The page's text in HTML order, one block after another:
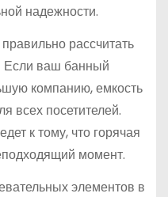
надежности.
рассчитать
Если ваш банный
компанию, емкость
всех посетителей.
к тому, что горячая
момент.
элементов в